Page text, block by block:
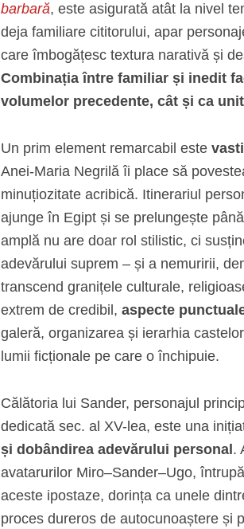
barbară, este asigurată atât la nivel
deja familiare cititorului, apar
care îmbogățesc textura narativă și
Combinația între familiar și inedit
volumelor precedente, cât și ca
Un prim element remarcabil este
Anei-Maria Negrilă îi place să
minuțiozitate acribică. Itinerariul
ajunge în Egipt și se prelungește
amplă nu are doar rol stilistic, ci
adevărului suprem – și a nemuririi,
transcend granițele culturale,
extrem de credibil, aspecte
galeră, organizarea și ierarhia
lumii ficționale pe care o închipuie.
Călătoria lui Sander, personajul
dedicată sec. al XV-lea, este una
și dobândirea adevărului personal .
avatarurilor Miro–Sander–Ugo,
aceste ipostaze, dorința ca unele
proces dureros de autocunoaștere și